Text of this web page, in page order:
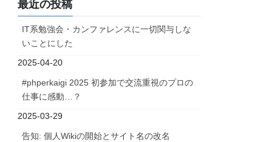
イ
ブ
最近の投稿
IT系勉強会・カンファレンスに一切関与しな
いことにした
2025-04-20
#phperkaigi 2025 初参加で交流重視のプロの
仕事に感動…？
2025-03-29
告知: 個人Wikiの開始とサイト名の改名